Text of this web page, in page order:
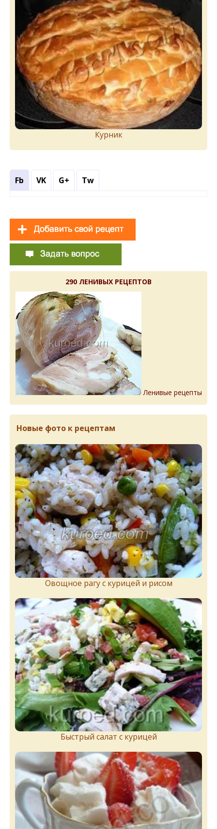
Курник
Fb VK G+ Tw
290 ЛЕНИВЫХ РЕЦЕПТОВ
Ленивые рецепты
Новые фото к рецептам
Овощное рагу с курицей и рисом
Быстрый салат с курицей